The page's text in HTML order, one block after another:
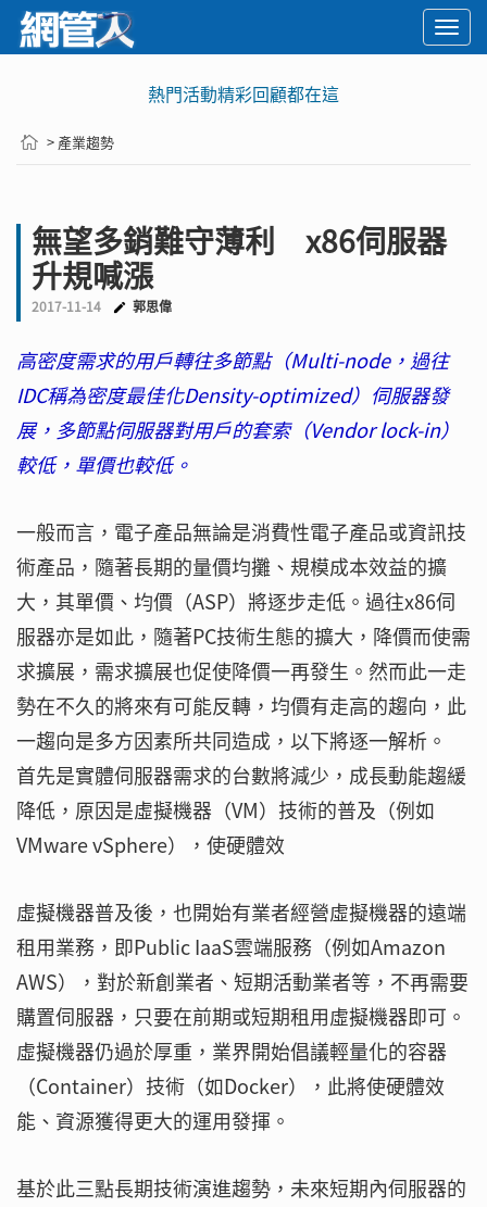
熱門活動精彩回顧都在這
> 產業趨勢
無望多銷難守薄利 x86伺服器
升規喊漲
2017-11-14 郭思偉
高密度需求的用戶轉往多節點（Multi-node，過往
IDC稱為密度最佳化Density-optimized）伺服器發
展，多節點伺服器對用戶的套索（Vendor lock-in）
較低，單價也較低。
一般而言，電子產品無論是消費性電子產品或資訊技
術產品，隨著長期的量價均攤、規模成本效益的擴
大，其單價、均價（ASP）將逐步走低。過往x86伺
服器亦是如此，隨著PC技術生態的擴大，降價而使需
求擴展，需求擴展也促使降價一再發生。然而此一走
勢在不久的將來有可能反轉，均價有走高的趨向，此
一趨向是多方因素所共同造成，以下將逐一解析。
首先是實體伺服器需求的台數將減少，成長動能趨緩
降低，原因是虛擬機器（VM）技術的普及（例如
VMware vSphere），使硬體效
虛擬機器普及後，也開始有業者經營虛擬機器的遠端
租用業務，即Public IaaS雲端服務（例如Amazon
AWS），對於新創業者、短期活動業者等，不再需要
購置伺服器，只要在前期或短期租用虛擬機器即可。
虛擬機器仍過於厚重，業界開始倡議輕量化的容器
（Container）技術（如Docker），此將使硬體效
能、資源獲得更大的運用發揮。
基於此三點長期技術演進趨勢，未來短期內伺服器的